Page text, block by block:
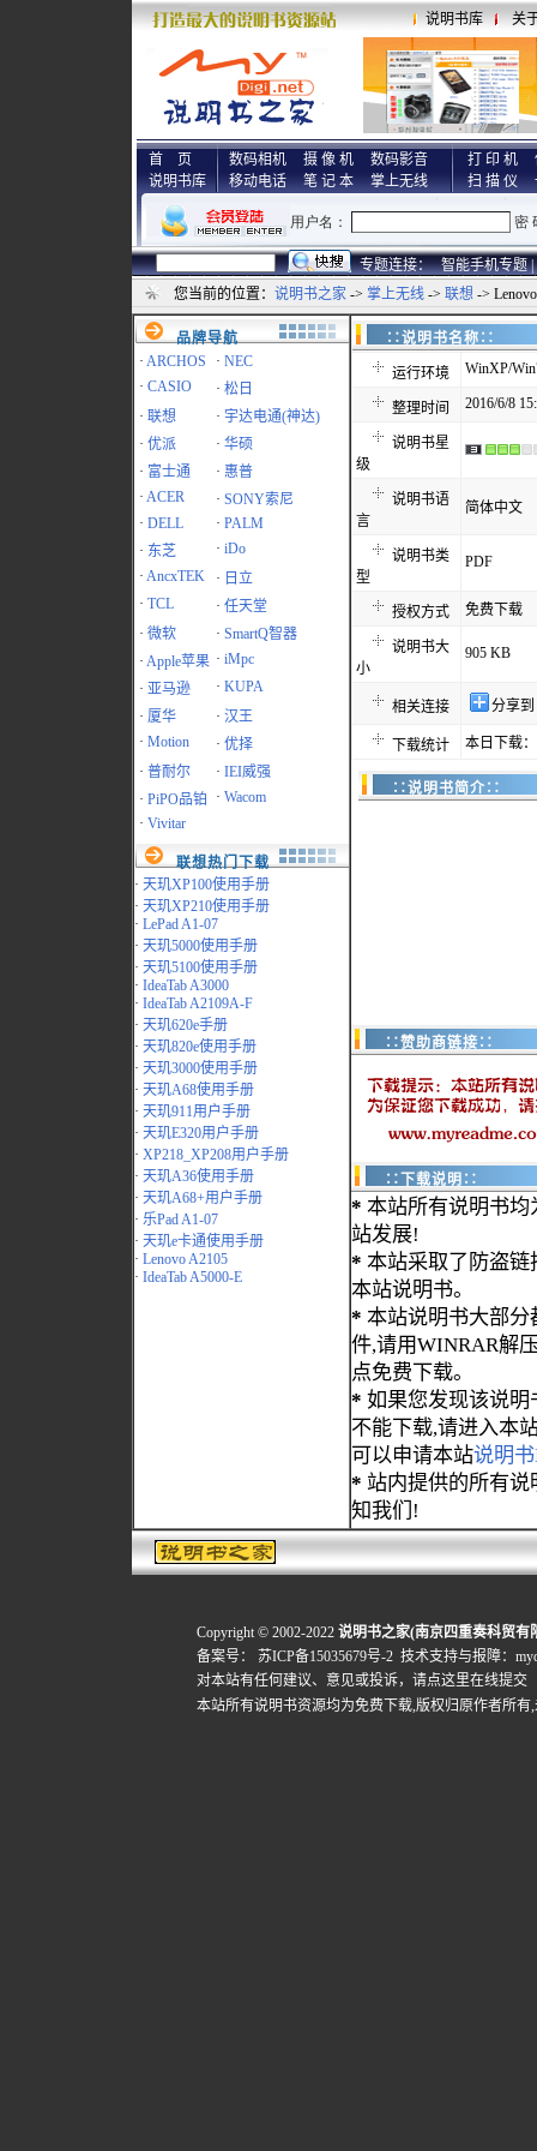
说明书库 关
首 页
说明书库
数码相机 摄 像 机
数码影音
移动电话
笔 记 本 掌上无线
打 印 机
扫 描 仪
专题连接： 智能手机专题 |
您当前的位置： 说明书之家 -> 掌上无线 -> 联想 ->
品牌导航
· ARCHOS · NEC
· CASIO · 松日
· 联想 · 宇达电通(神达)
· 优派 · 华硕
· 富士通 · 惠普
· ACER · SONY索尼
· DELL · PALM
· 东芝 · iDo
· AncxTEK · 日立
· TCL · 任天堂
· 微软 · SmartQ智器
· Apple苹果 · iMpc
· 亚马逊 · KUPA
· 厦华 · 汉王
· Motion · 优择
· 普耐尔 · IEI威强
· PiPO品铂 · Wacom
· Vivitar
联想热门下载
· 天玑XP100使用手册
· 天玑XP210使用手册
· LePad A1-07
· 天玑5000使用手册
· 天玑5100使用手册
· IdeaTab A3000
· IdeaTab A2109A-F
· 天玑620e手册
· 天玑820e使用手册
· 天玑3000使用手册
· 天玑A68使用手册
· 天玑911用户手册
· 天玑E320用户手册
· XP218_XP208用户手册
· 天玑A36使用手册
· 天玑A68+用户手册
· 乐Pad A1-07
· 天玑e卡通使用手册
· Lenovo A2105
· IdeaTab A5000-E
∷说明书名
运行环境 WinXP/
整理时间 2016/6/8
说明书星
级
说明书语
言
简体中文
说明书类
型
PDF
授权方式 免费下载
说明书大
小
905 KB
相关连接 分享
下载统计 本日下载
∷说明书简介∷
∷赞助商链接∷
∷下载说明∷
* 本站所有说明书均
站发展!
* 本站采取了防盗链
本站说明书。
* 本站说明书大部分
件,请用WINRAR解
点免费下载。
* 如果您发现该说明
不能下载,请进入本
可以申请本站说明
* 站内提供的所有
知我们!
Copyright © 2002-2022 说明书之家(南京四重奏科贸有
备案号：
苏ICP备15035679号-2 技术支持与报障：
对本站有任何建议、意见或投诉， 请点这里在线提交
本站所有说明书资源均为免费下载,版权归原作者所